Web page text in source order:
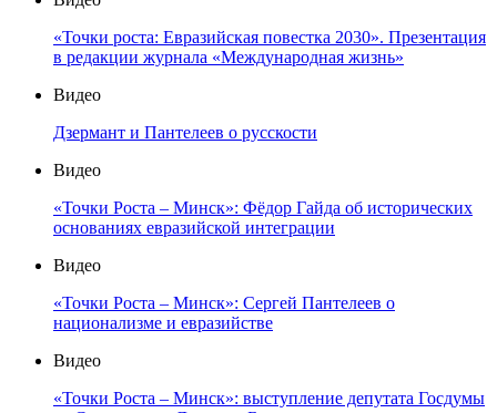
«Точки роста: Евразийская повестка 2030». Презентация
в редакции журнала «Международная жизнь»
Видео
Дзермант и Пантелеев о русскости
Видео
«Точки Роста – Минск»: Фёдор Гайда об исторических
основаниях евразийской интеграции
Видео
«Точки Роста – Минск»: Сергей Пантелеев о
национализме и евразийстве
Видео
«Точки Роста – Минск»: выступление депутата Госдумы